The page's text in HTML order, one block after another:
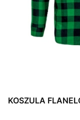
KOSZULA